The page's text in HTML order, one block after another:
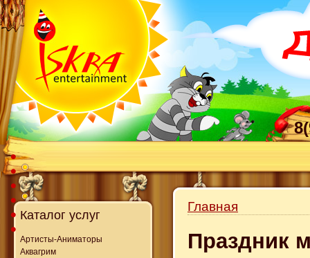
Каталог услуг
Артисты-Аниматоры
Аквагрим
Главная
Праздник